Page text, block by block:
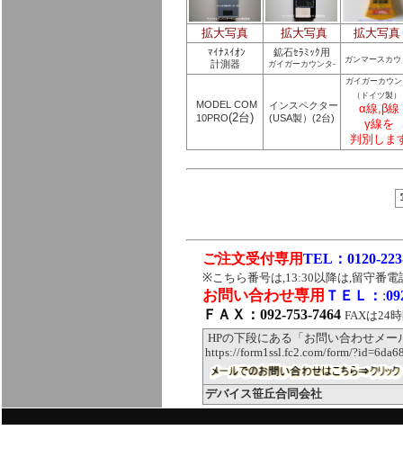
拡大写真 拡大写真 拡大写真
ﾏｲﾅｽｲｵﾝ
計測器
鉱石ｾﾗﾐｯｸ用
ガイガーカウンタ- ガンマースカウ
MODEL COM
10PRO(2台)
インスペクター
(USA製）(2台)
ガイガーカウ
（ドイツ製）
α線,β線
γ線を
判別しま
ご注文受付専用TEL：0120-
※こちら番号は,13:30以降は,留守番電
お問い合わせ専用 ＴＥＬ： :
ＦＡＸ：092-753-7464 FAXは24
HPの下段にある「お問い合わせメ
https://form1ssl.fc2.com/form/
デバイス笹丘合同会社